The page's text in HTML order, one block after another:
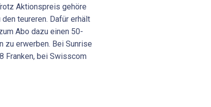
Aktionspreis gehöre
teureren. Dafür erhält
Abo dazu einen 50-
zu erwerben. Bei Sunrise
Franken, bei Swisscom